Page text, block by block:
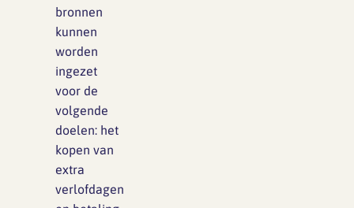
bronnen
kunnen
worden
ingezet
voor de
volgende
doelen: het
kopen van
extra
verlofdagen